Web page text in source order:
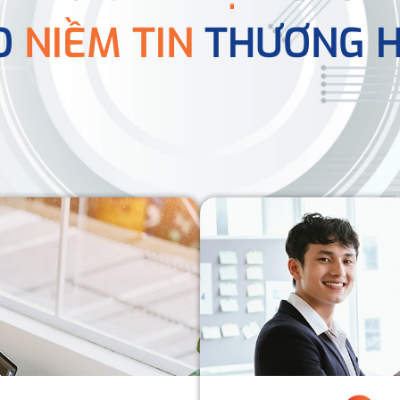
NIỀM TIN THƯƠNG